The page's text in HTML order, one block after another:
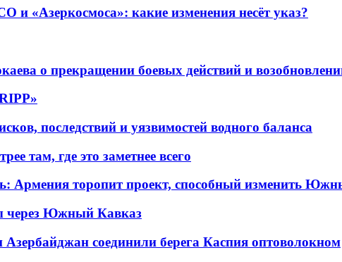
и «Азеркосмоса»: какие изменения несёт указ?
о прекращении боевых действий и
последствий и уязвимостей водного баланса
там, где это заметнее всего
Армения торопит проект, способный изменить
Южный Кавказ
соединили берега Каспия оптоволокном